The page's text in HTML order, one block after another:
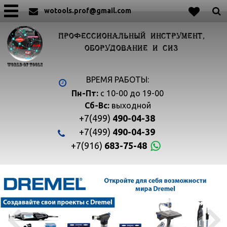
wotools.prof@gmail.com
ПРОФЕССИОНАЛЬНЫЙ ИНСТРУМЕНТ,
ОБОРУДОВАНИЕ И СИЗ
ВРЕМЯ РАБОТЫ:
Пн-Пт: с 10-00 до 19-00
Сб-Вс:выходной
+7(499) 490-04-38
+7(499) 490-04-39
+7(916) 683-75-48
 